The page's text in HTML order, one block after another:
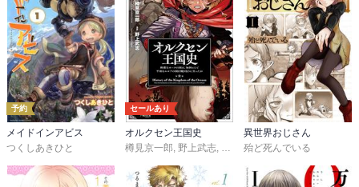
予約
メイドインアビス
つくしあきひと
セールあり
オルクセン王国史
樽見京一郎, 野上武志, THORES柴本
異世界おじさん
殆ど死んでいる